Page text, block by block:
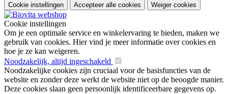
Cookie instellingen Accepteer alle cookies Weiger cookies
Cookie instellingen
Om je een optimale service en winkelervaring te bieden, maken we
gebruik van cookies. Hier vind je meer informatie over cookies en
hoe je ze kan weigeren.
Noodzakelijk, altijd ingeschakeld
Noodzakelijke cookies zijn cruciaal voor de basisfuncties van de
website en zonder deze werkt de website niet op de beoogde manier.
Deze cookies slaan geen persoonlijk identificeerbare gegevens op.